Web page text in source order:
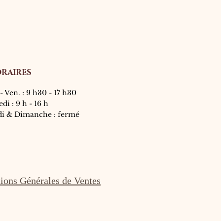
Ven. : 9 h30 - 17 h30
: 9 h - 16 h
& Dimanche : fermé
Générales de Ventes